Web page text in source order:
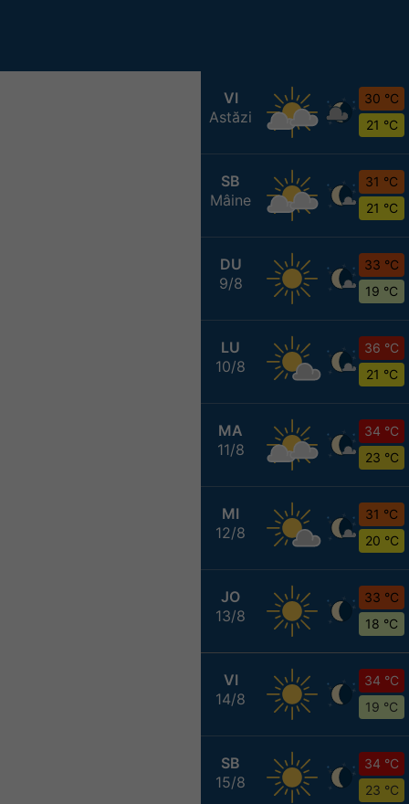
VI
Astăzi
30 °C
21 °C
SB
Mâine
31 °C
21 °C
DU
9/8
33 °C
19 °C
LU
10/8
36 °C
21 °C
MA
11/8
34 °C
23 °C
MI
12/8
31 °C
20 °C
JO
13/8
33 °C
18 °C
VI
14/8
34 °C
19 °C
SB
15/8
34 °C
23 °C